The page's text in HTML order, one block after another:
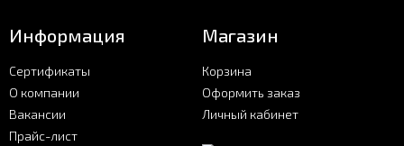
Информация
Сертификаты
О компании
Вакансии
Прайс-лист
Магазин
Корзина
Оформить заказ
Личный кабинет